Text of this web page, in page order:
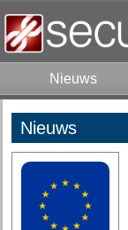
Nieuws
Nieuws